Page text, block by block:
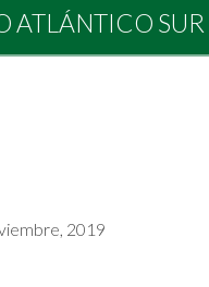
ATLÁNTICO
2019